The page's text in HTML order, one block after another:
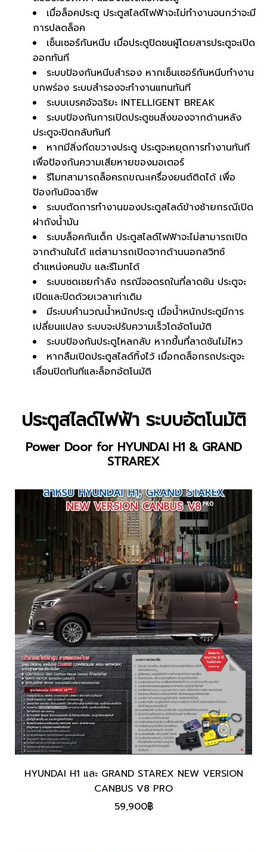
เมื่อล็อคประตู ประตูสไลด์ไฟฟ้าจะไม่ทำงานจนกว่าจะมี
การปลดล็อค
เซ็นเซอร์กันหนีบ เมื่อประตูปิดชนผู้โดยสารประตูจะเปิด
ออกทันที
ระบบป้องกันหนีบสำรอง หากเซ็นเซอร์กันหนีบทำงาน
บกพร่อง ระบบสำรองจะทำงานแทนทันที
ระบบเบรคอัจฉริยะ INTELLIGENT BREAK
ระบบป้องกันการเปิดประตูชนสิ่งของจากด้านหลัง
ประตูจะปิดกลับทันที
หากมีสิ่งกีดขวางประตู ประตูจะหยุดการทำงานทันที
เพื่อป้องกันความเสียหายของมอเตอร์
รีโมทสามารถล็อครถขณะเครื่องยนต์ติดได้ เพื่อ
ป้องกันมิจฉาชีพ
ระบบตัดการทำงานของประตูสไลด์ข้างซ้ายกรณีเปิด
ฝาถังน้ำมัน
ระบบล็อคกันเด็ก ประตูสไลด์ไฟฟ้าจะไม่สามารถเปิด
จากด้านในได้ แต่สามารถเปิดจากด้านนอกสวิทช์
ตำแหน่งคนขับ และรีโมทได้
ระบบชดเชยกำลัง กรณีจอดรถในที่ลาดชัน ประตูจะ
เปิดและปิดด้วยเวลาเท่าเดิม
มีระบบคำนวณน้ำหนักประตู เมื่อน้ำหนักประตูมีการ
เปลี่ยนแปลง ระบบจะปรับความเร็วโดอัตโนมัติ
ระบบป้องกันประตูไหลกลับ หากขึ้นที่ลาดชันไม่ไหว
หากลืมเปิดประตูสไลด์ทิ้งไว้ เมื่อกดล็อกรถประตูจะ
เลื่อนปิดทันทีและล็อกอัตโนมัติ
ประตูสไลด์ไฟฟ้า ระบบอัตโนมัติ
Power Door for HYUNDAI H1 & GRAND
STRAREX
HYUNDAI H1 และ GRAND STAREX NEW VERSION
CANBUS V8 PRO
59,900฿